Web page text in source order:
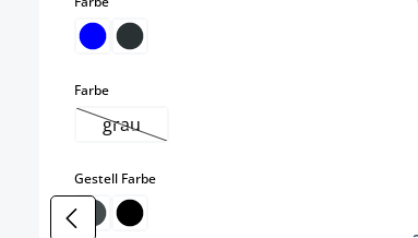
Farbeauswählen
grau(Diese Option ist zurzeit nicht verfügbar.)
Gestell Farbeauswählen